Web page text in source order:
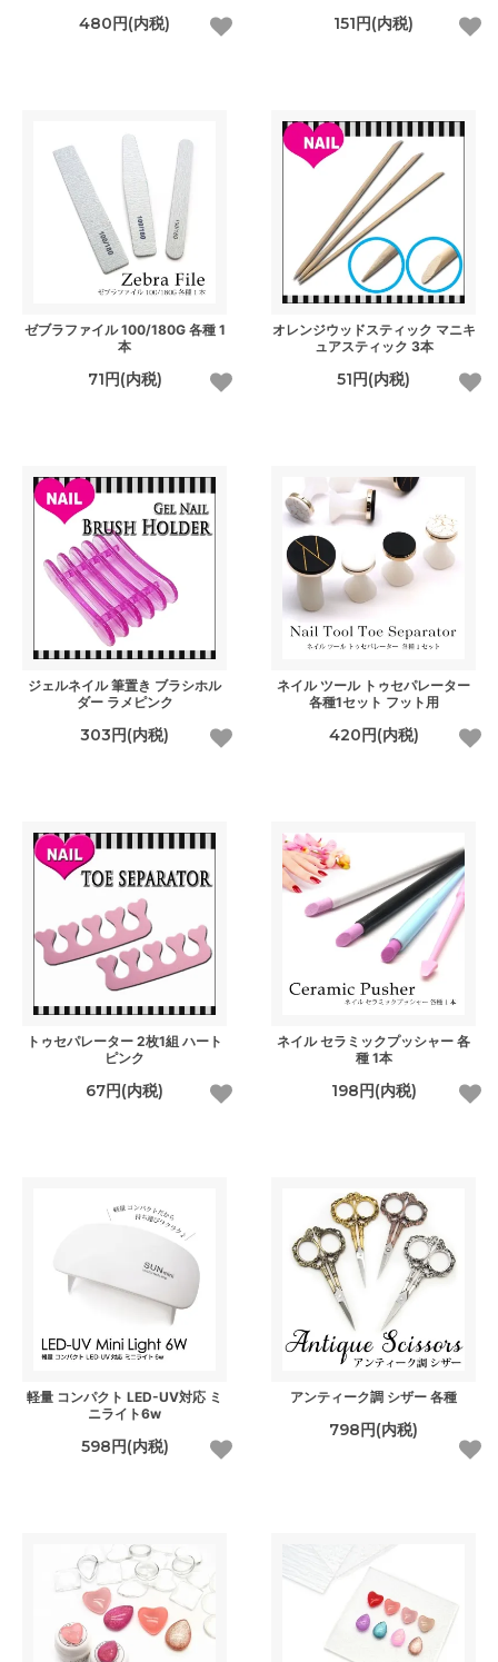
480円(内税) 151円(内税)
ゼブラファイル 100/180G 各種 1
本
71円(内税)
オレンジウッドスティック マニキ
ュアスティック 3本
51円(内税)
ジェルネイル 筆置き ブラシホル
ダー ラメピンク
303円(内税)
ネイル ツール トゥセパレーター
各種1セット フット用
420円(内税)
トゥセパレーター 2枚1組 ハート
ピンク
67円(内税)
ネイル セラミックプッシャー 各
種 1本
198円(内税)
軽量 コンパクト LED-UV対応 ミ
ニライト6w
598円(内税)
アンティーク調 シザー 各種
798円(内税)